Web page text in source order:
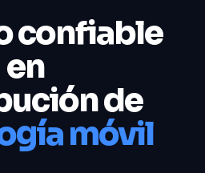
confiable
en
de
móvil